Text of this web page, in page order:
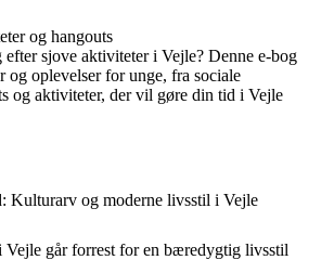
og hangouts
sjove aktiviteter i Vejle? Denne e-bog
og oplevelser for unge, fra sociale
og aktiviteter, der vil gøre din tid i Vejle
Kulturarv og moderne livsstil i Vejle
går forrest for en bæredygtig livsstil